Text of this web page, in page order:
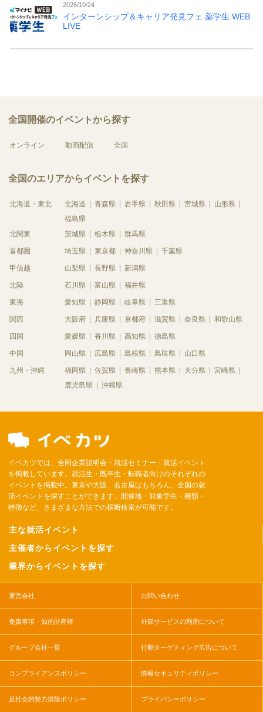
2026/10/24
インターンシップ＆キャリア発見フェ 薬学生 WEB
LIVE
全国開催のイベントから探す
オンライン 動画配信 全国
全国のエリアからイベントを探す
北海道・東北 北海道 青森県 岩手県 秋田県 宮城県
山形県
福島県
北関東
茨城県 栃木県 群馬県
首都圏 埼玉県 東京都 神奈川県 千葉県
甲信越 山梨県 長野県 新潟県
北陸 石川県 富山県 福井県
東海 愛知県 静岡県 岐阜県 三重県
関西 大阪府 兵庫県 京都府 滋賀県 奈良県 和歌山県
四国 愛媛県 香川県 高知県 徳島県
中国 岡山県 広島県 島根県 鳥取県 山口県
九州・沖縄 福岡県 佐賀県 長崎県 熊本県 大分県
宮崎県
鹿児島県
沖縄県
イベカツでは、合同企業説明会・就活セミナー・就活イベント
を掲載しています。就活生・既卒生・転職者向けのそれぞれの
イベントを掲載中。東京や大阪、名古屋はもちろん、全国の就
活イベントを探すことができます。開催地・対象学生・種類・
特徴など、さまざまな方法での横断検索が可能です。
主な就活イベント
主催者からイベントを探す
業界からイベントを探す
運営会社 お問い合わせ
免責事項・知的財産権 外部サービスの利用について
グループ会社一覧 行動ターゲティング広告について
コンプライアンスポリシー 情報セキュリティポリシー
反社会的勢力排除ポリシー プライバシーポリシー